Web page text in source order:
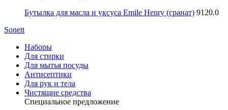
Бутылка для масла и уксуса Emile Henry (гранат) 9120.0
Sonett
Наборы
Для стирки
Для мытья посуды
Антисептики
Для рук и тела
Чистящие средства
Специальное предложение